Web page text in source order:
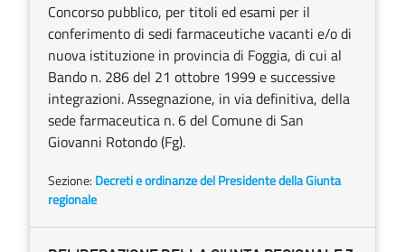
Concorso pubblico, per titoli ed esami per il
conferimento di sedi farmaceutiche vacanti e/o di
nuova istituzione in provincia di Foggia, di cui al
Bando n. 286 del 21 ottobre 1999 e successive
integrazioni. Assegnazione, in via definitiva, della
sede farmaceutica n. 6 del Comune di San
Giovanni Rotondo (Fg).
Sezione: Decreti e ordinanze del Presidente della Giunta
regionale